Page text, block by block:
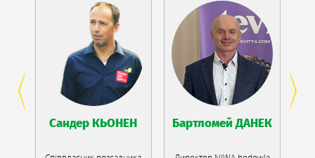
Сандер КЬОНЕН Бартломей ДАНЕК